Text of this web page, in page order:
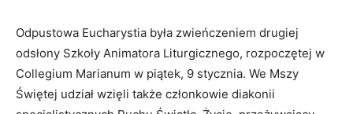
Odpustowa Eucharystia była zwieńczeniem drugiej
odsłony Szkoły Animatora Liturgicznego, rozpoczętej w
Collegium Marianum w piątek, 9 stycznia. We Mszy
Świętej udział wzięli także członkowie diakonii